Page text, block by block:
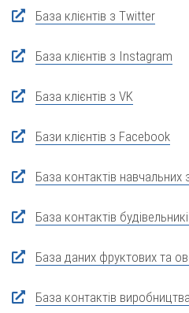
База клієнтів з Twitter
База клієнтів з Instagram
База клієнтів з VK
Бази клієнтів з Facebook
База контактів навчальних
База контактів
База даних фруктових та
База контактів